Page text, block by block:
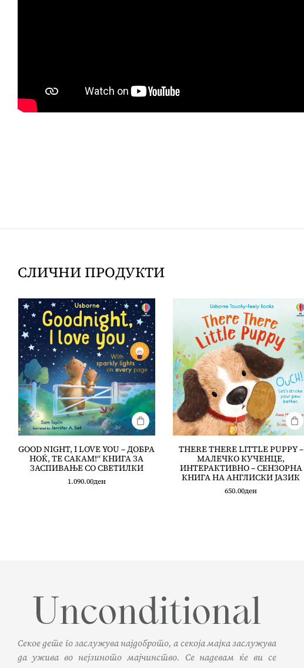
СЛИЧНИ ПРОДУКТИ
GOOD NIGHT, I LOVE YOU – ДОБРА
НОЌ, ТЕ САКАМ!“ КНИГА ЗА
ЗАСПИВАЊЕ СО СВЕТИЛКИ
1.090.00ден
THERE THERE LITTLE PUPPY –
МАЛЕЧКО КУЧЕНЦЕ,
ИНТЕРАКТИВНО – СЕНЗОРНА
КНИГА НА АНГЛИСКИ ЈАЗИК
650.00ден
Секое дете го заслужува најдоброто, а секоја мајка заслужува
да ужива во нејзиното мајчинство. Се надевам ќе ви се